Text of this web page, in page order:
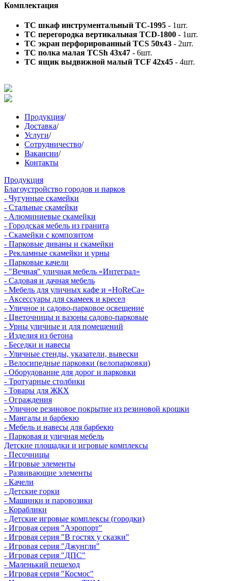
Комплектация
TC шкаф инструментальный TC-1995 - 1шт.
TC перегородка вертикальная TCD-1800 - 1шт.
TC экран перфорированный TCS 50x43 - 2шт.
TC полка малая TCSh 43х47 - 6шт.
TC ящик выдвижной малый TCF 42x45 - 4шт.
Продукция/
Доставка/
Услуги/
Сотрудничество/
Вакансии/
Контакты
Продукция
Благоустройство городов и парков
- Чугунные скамейки
- Стальные скамейки
- Алюминиевые скамейки
- Городская мебель из гранита
- Скамейки с композитом
- Парковые диваны и скамейки
- Рекламные скамейки и урны
- Парковые качели
- "Вечная" уличная мебель «Интеграл»
- Садовая и дачная мебель
- Мебель для уличных кафе и «HoReCa»
- Аксессуары для скамеек и кресел
- Уличное и садово-парковое освещение
- Цветочницы и вазоны садово-парковые
- Урны уличные и для помещений
- Изделия из бетона
- Беседки и навесы
- Уличные стенды, указатели, вывески
- Велосипедные парковки (велопарковки)
- Оборудование для дорог и парковки
- Тротуарные столбики
- Товары для ЖКХ
- Ограждения
- Уличное резиновое покрытие из резиновой крошки
- Мангалы и барбекю
- Мебель и навесы для барбекю
- Парковая и уличная мебель
Детские площадки и игровые комплексы
- Песочницы
- Игровые элементы
- Развивающие элементы
- Качели
- Детские горки
- Машинки и паровозики
- Кораблики
- Детские игровые комплексы (городки)
- Игровая серия "Аэропорт"
- Игровая серия "В гостях у сказки"
- Игровая серия "Джунгли"
- Игровая серия "ДПС"
- Маленький пешеход
- Игровая серия "Космос"